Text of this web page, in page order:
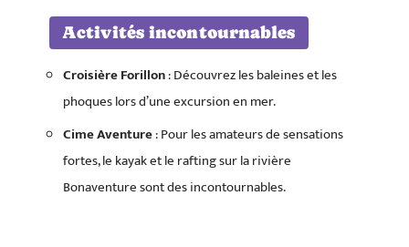
Activités incontournables
Croisière Forillon: Découvrez les baleines et les
phoques lors d’une excursion en mer.
Cime Aventure: Pour les amateurs de sensations
fortes, le kayak et le rafting sur la rivière
Bonaventure sont des incontournables.